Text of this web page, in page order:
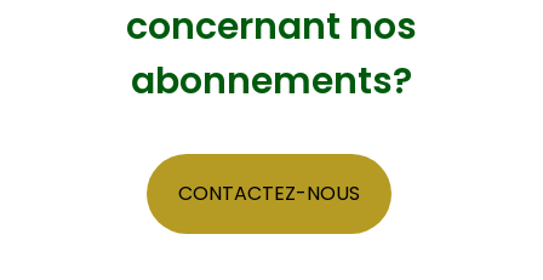
concernant nos
abonnements?
CONTACTEZ-NOUS